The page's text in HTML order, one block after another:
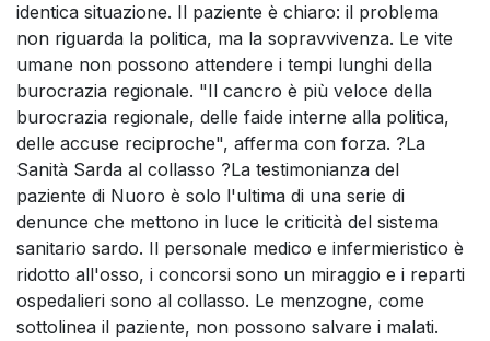
identica situazione. Il paziente è chiaro: il problema
non riguarda la politica, ma la sopravvivenza. Le vite
umane non possono attendere i tempi lunghi della
burocrazia regionale. "Il cancro è più veloce della
burocrazia regionale, delle faide interne alla politica,
delle accuse reciproche", afferma con forza. ?La
Sanità Sarda al collasso ?La testimonianza del
paziente di Nuoro è solo l'ultima di una serie di
denunce che mettono in luce le criticità del sistema
sanitario sardo. Il personale medico e infermieristico è
ridotto all'osso, i concorsi sono un miraggio e i reparti
ospedalieri sono al collasso. Le menzogne, come
sottolinea il paziente, non possono salvare i malati.